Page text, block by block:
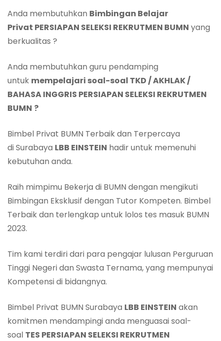
Anda membutuhkan Bimbingan Belajar
Privat PERSIAPAN SELEKSI REKRUTMEN BUMN yang
berkualitas ?
Anda membutuhkan guru pendamping
untuk mempelajari soal-soal TKD / AKHLAK /
BAHASA INGGRIS PERSIAPAN SELEKSI REKRUTMEN
BUMN ?
Bimbel Privat BUMN Terbaik dan Terpercaya
di Surabaya LBB EINSTEIN hadir untuk memenuhi
kebutuhan anda.
Raih mimpimu Bekerja di BUMN dengan mengikuti
Bimbingan Eksklusif dengan Tutor Kompeten. Bimbel
Terbaik dan terlengkap untuk lolos tes masuk BUMN
2023.
Tim kami terdiri dari para pengajar lulusan Perguruan
Tinggi Negeri dan Swasta Ternama, yang mempunyai
Kompetensi di bidangnya.
Bimbel Privat BUMN Surabaya LBB EINSTEIN akan
komitmen mendampingi anda menguasai soal-
soal TES PERSIAPAN SELEKSI REKRUTMEN